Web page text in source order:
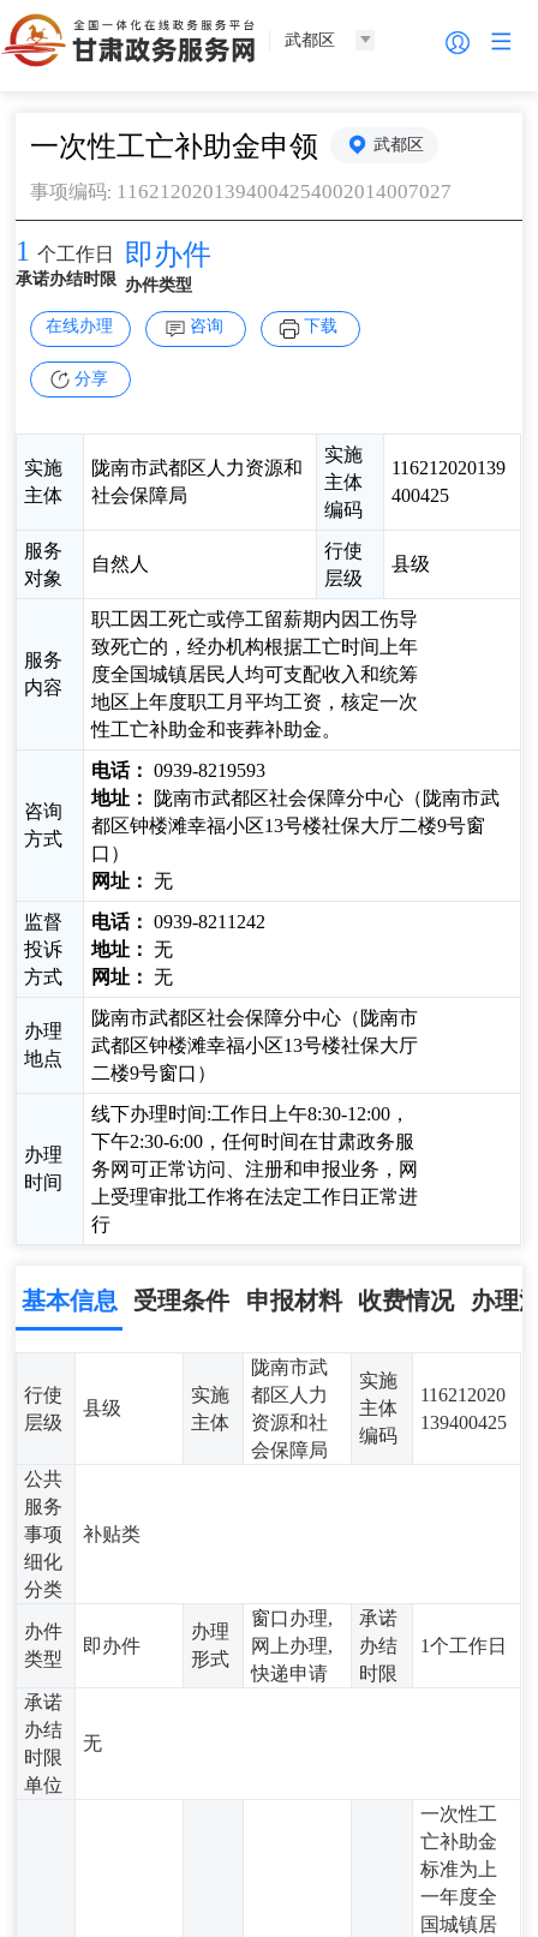
武都区
一次性工亡补助金申领 武都区
事项编码: 1162120201394004254002014007027
1 个工作日
承诺办结时限
即办件
办件类型
在线办理 咨询 下载
分享
实施
主体
陇南市武都区人力资源和
社会保障局
实施
主体
编码
116212020139
400425
服务
对象
自然人
行使
层级
县级
服务
内容
职工因工死亡或停工留薪期内因工伤导
致死亡的，经办机构根据工亡时间上年
度全国城镇居民人均可支配收入和统筹
地区上年度职工月平均工资，核定一次
性工亡补助金和丧葬补助金。
咨询
方式
电话： 0939-8219593
地址：
陇南市武都区社会保障分中心（陇南市武
都区钟楼滩幸福小区13号楼社保大厅二楼9号窗
口）
网址： 无
监督
投诉
方式
电话： 0939-8211242
地址： 无
网址： 无
办理
地点
陇南市武都区社会保障分中心（陇南市
武都区钟楼滩幸福小区13号楼社保大厅
二楼9号窗口）
办理
时间
线下办理时间:工作日上午8:30-12:00，
下午2:30-6:00，任何时间在甘肃政务服
务网可正常访问、注册和申报业务，网
上受理审批工作将在法定工作日正常进
行
基本信息 受理条件 申报材料 收费情况 办理
行使
层级
县级
实施
主体
陇南市武
都区人力
资源和社
会保障局
实施
主体
编码
116212020
139400425
公共
服务
事项
细化
分类
补贴类
办件
类型
即办件
办理
形式
窗口办理,
网上办理,
快递申请
承诺
办结
时限
1个工作日
承诺
办结
时限
单位
无
一次性工
亡补助金
标准为上
一年度全
国城镇居